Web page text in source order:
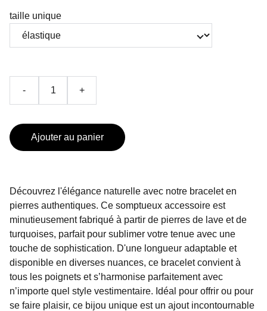
taille unique
- +
Ajouter au panier
Découvrez l'élégance naturelle avec notre bracelet en
pierres authentiques. Ce somptueux accessoire est
minutieusement fabriqué à partir de pierres de lave et de
turquoises, parfait pour sublimer votre tenue avec une
touche de sophistication. D'une longueur adaptable et
disponible en diverses nuances, ce bracelet convient à
tous les poignets et s’harmonise parfaitement avec
n’importe quel style vestimentaire. Idéal pour offrir ou pour
se faire plaisir, ce bijou unique est un ajout incontournable